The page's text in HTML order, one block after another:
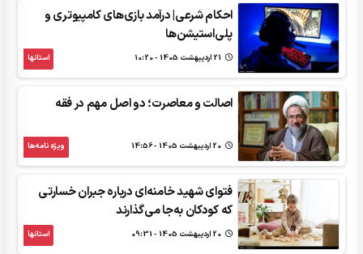
احکام شرعی| درآمد بازی‌های کامپیوتری و
پلی‌استیشن‌ها
استانها
اصالت و معاصرت؛ دو اصل مهم در فقه‌
ویژه نامه‌ها
فتوای شهید خامنه‌ای درباره جبران خسارتی
که کودکان به‌جا می‌گذارند
استانها